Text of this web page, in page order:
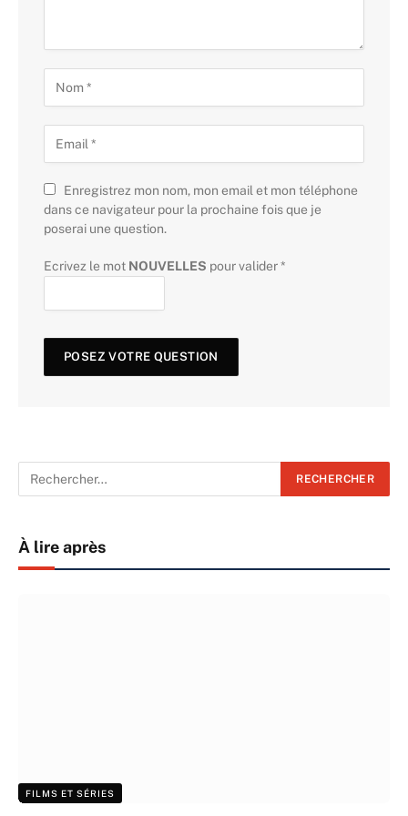
Enregistrez mon nom, mon email et mon téléphone
dans ce navigateur pour la prochaine fois que je
poserai une question.
Ecrivez le mot NOUVELLES pour valider*
À lire après
FILMS ET SÉRIES